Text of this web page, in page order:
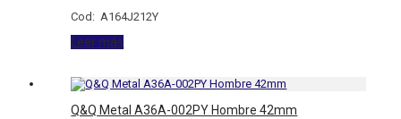
Cod: A164J212Y
Leer más
Q&Q Metal A36A-002PY Hombre 42mm